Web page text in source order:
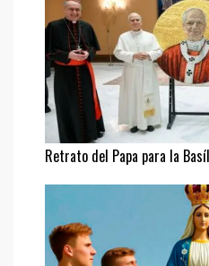
Retrato del Papa para la